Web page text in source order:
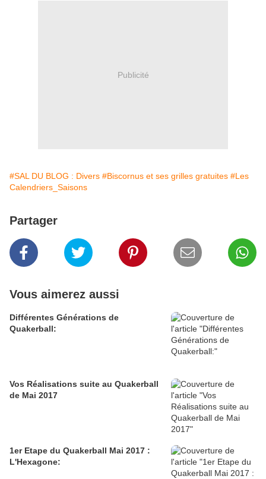
Publicité
#SAL DU BLOG : Divers #Biscornus et ses grilles gratuites #Les
Calendriers_Saisons
Partager
Vous aimerez aussi
Différentes Générations de
Quakerball:
Vos Réalisations suite au Quakerball
de Mai 2017
1er Etape du Quakerball Mai 2017 :
L'Hexagone: